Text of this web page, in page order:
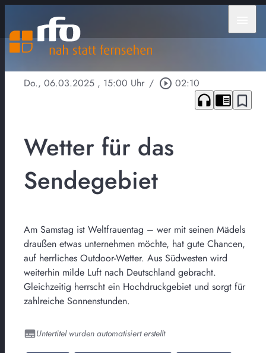
Do., 06.03.2025 , 15:00 Uhr / play_circle_outline 02:10
headphones chrome_reader_mode bookmark_border
Wetter für das
Sendegebiet
Am Samstag ist Weltfrauentag – wer mit seinen Mädels
draußen etwas unternehmen möchte, hat gute Chancen,
auf herrliches Outdoor-Wetter. Aus Südwesten wird
weiterhin milde Luft nach Deutschland gebracht.
Gleichzeitig herrscht ein Hochdruckgebiet und sorgt für
zahlreiche Sonnenstunden.
Untertitel wurden automatisiert erstellt